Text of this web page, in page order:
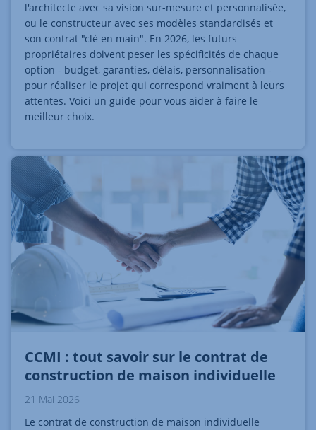
l'architecte avec sa vision sur-mesure et personnalisée,
ou le constructeur avec ses modèles standardisés et
son contrat "clé en main". En 2026, les futurs
propriétaires doivent peser les spécificités de chaque
option - budget, garanties, délais, personnalisation -
pour réaliser le projet qui correspond vraiment à leurs
attentes. Voici un guide pour vous aider à faire le
meilleur choix.
CCMI : tout savoir sur le contrat de
construction de maison individuelle
21 Mai 2026
Le contrat de construction de maison individuelle